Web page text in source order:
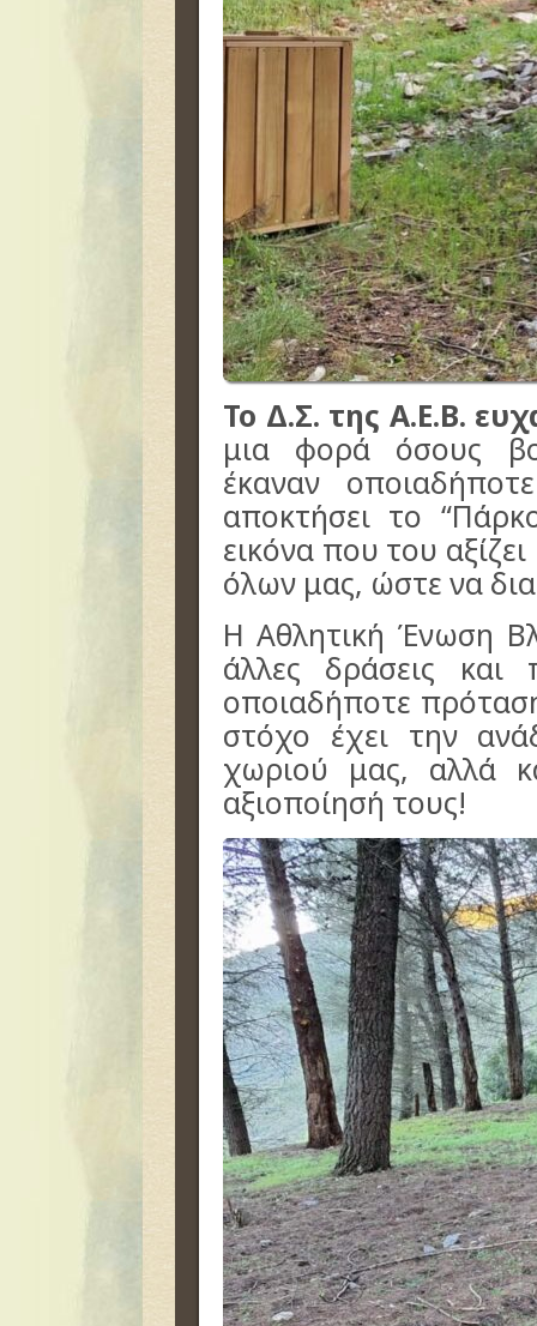
Το Δ.Σ. της Α.Ε.Β.
μια φορά όσους
έκαναν
αποκτήσει το
εικόνα που του
όλων μας, ώστε να
Η Αθλητική Ένωση
άλλες δράσεις και
οποιαδήποτε
στόχο έχει την
χωριού μας, αλλά
αξιοποίησή τους!